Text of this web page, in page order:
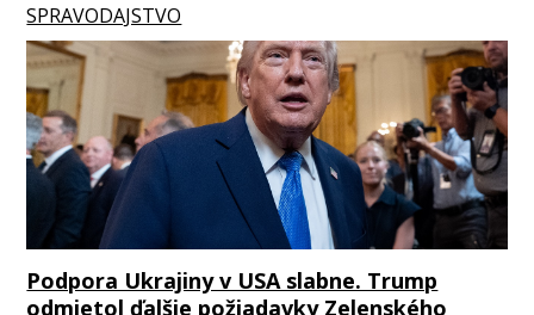
SPRAVODAJSTVO
Podpora Ukrajiny v USA slabne. Trump
odmietol ďalšie požiadavky Zelenského